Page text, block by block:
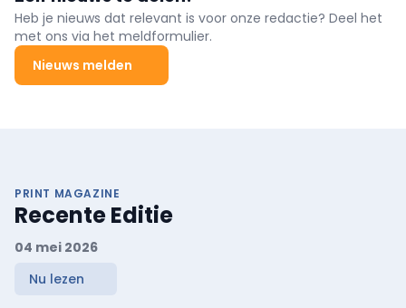
Heb je nieuws dat relevant is voor onze redactie? Deel het
met ons via het meldformulier.
Nieuws melden
PRINT MAGAZINE
Recente Editie
04 mei 2026
Nu lezen